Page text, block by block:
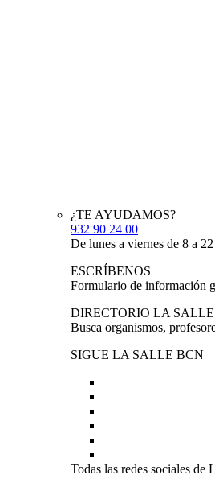
¿TE AYUDAMOS?
932 90 24 00
De lunes a viernes de 8 a
ESCRÍBENOS
Formulario de información
DIRECTORIO LA
Busca organismos,
SIGUE LA SALLE BCN
Todas las redes sociales de